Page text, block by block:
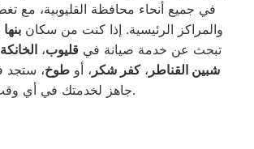
في جميع أنحاء محافظة القليوبية، مع
والمراكز الرئيسية. إذا كنت من سكانبنها
تبحث عن خدمة صيانة فيقليوب،الخانكة
شبين القناطر ،كفر شكر ، أو طوخ، ستجد
جاهز لخدمتك في أي وقت.